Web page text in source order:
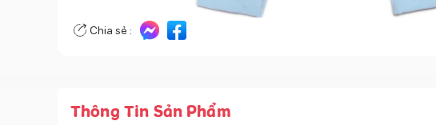
Chia sẻ :
Thông Tin Sản Phẩm